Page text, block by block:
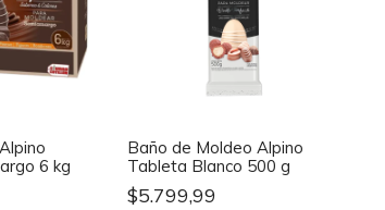
6 kg
Baño de Moldeo Alpino
Tableta Blanco 500 g
$5.799,99